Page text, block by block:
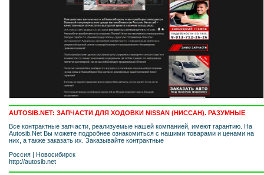
AUTOSIB.NET: ЗАПЧАСТИ ДЛЯ ХОДОВКИ NISSAN (НИССАН). РАЗУМНЫЕ
Все контрактные запчасти, реализуемые нашей компанией, имеют гарантию. На
Autosib.Net Вы можете подробнее ознакомиться с нашими товарами и ценами на
них, а также заказать их. Заказывайте контрактные
Россия | Новосибирск
http://autosib.net